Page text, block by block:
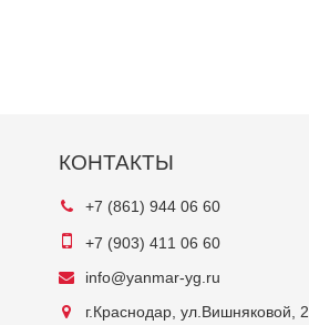
КОНТАКТЫ
+7 (861) 944 06 60
+7 (903) 411 06 60
info@yanmar-yg.ru
г.Краснодар, ул.Вишняковой, 2